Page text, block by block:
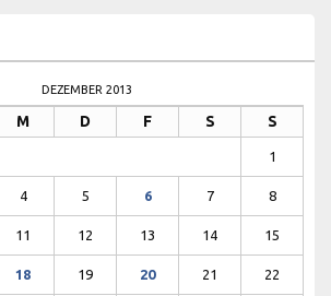
DEZEMBER 2013
M D F S S
1
4 5 6 7 8
11 12 13 14 15
18 19 20 21 22